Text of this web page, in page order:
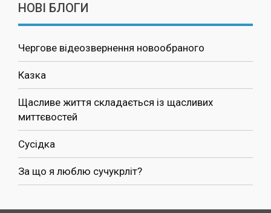
НОВІ БЛОГИ
Чергове відеозвернення новообраного
Казка
Щасливе життя складається із щасливих
миттєвостей
Сусідка
За що я люблю сучукрліт?